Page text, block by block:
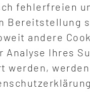
fehlerfreien
Bereitstellung
andere
Analyse Ihres
werden,